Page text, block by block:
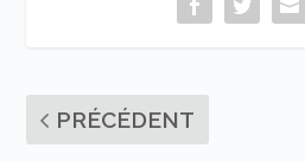
PRÉCÉDENT